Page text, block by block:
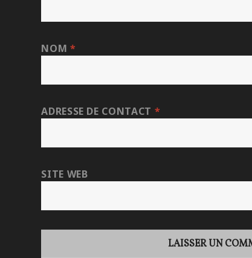
NOM *
ADRESSE DE CONTACT *
SITE WEB